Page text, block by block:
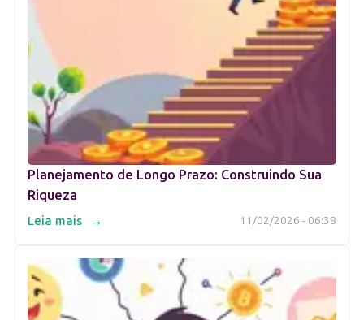
Planejamento de Longo Prazo: Construindo Sua
Riqueza
11/02/2026 - 06:38
Leia mais →